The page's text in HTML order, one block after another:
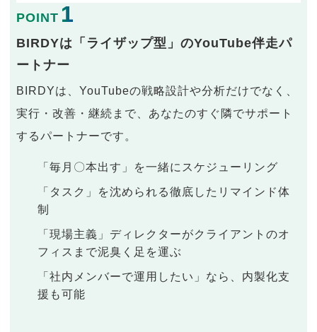
POINT 1
BIRDYは「ライザップ型」のYouTube伴走パ
ートナー
BIRDYは、YouTubeの戦略設計や分析だけでなく、
実行・改善・継続まで、あなたのすぐ隣でサポート
するパートナーです。
「毎月〇本出す」を一緒にスケジューリング
「タスク」を沈められる徹底したリマインド体
制
「現場主義」ディレクターがクライアントのオ
フィスまで泥臭く足を運ぶ
「社内メンバーで運用したい」なら、内製化支
援も可能